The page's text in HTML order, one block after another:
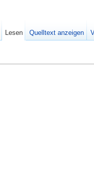
Lesen Quelltext anzeigen